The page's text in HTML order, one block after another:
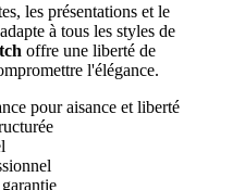
les présentations et le
à tous les styles de
offre une liberté de
l'élégance.
pour aisance et liberté